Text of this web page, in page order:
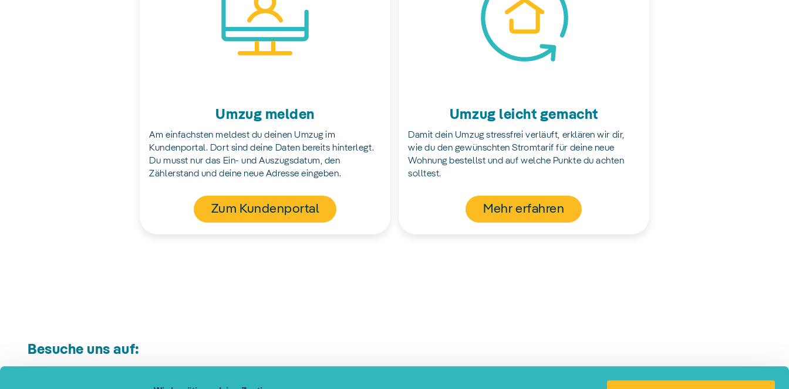
Umzug melden
Am einfachsten meldest du deinen Umzug im
Kundenportal. Dort sind deine Daten bereits hinterlegt.
Du musst nur das Ein- und Auszugsdatum, den
Zählerstand und deine neue Adresse eingeben.
Zum Kundenportal
Umzug leicht gemacht
Damit dein Umzug stressfrei verläuft, erklären wir dir,
wie du den gewünschten Stromtarif für deine neue
Wohnung bestellst und auf welche Punkte du achten
solltest.
Mehr erfahren
Besuche uns auf: